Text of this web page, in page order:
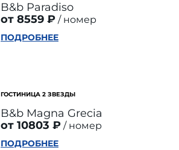
B&b Paradiso
от 8559 ₽
номер
ПОДРОБНЕЕ
ГОСТИНИЦА 2 ЗВЕЗДЫ
B&b Magna Grecia
от 10803 ₽
номер
ПОДРОБНЕЕ